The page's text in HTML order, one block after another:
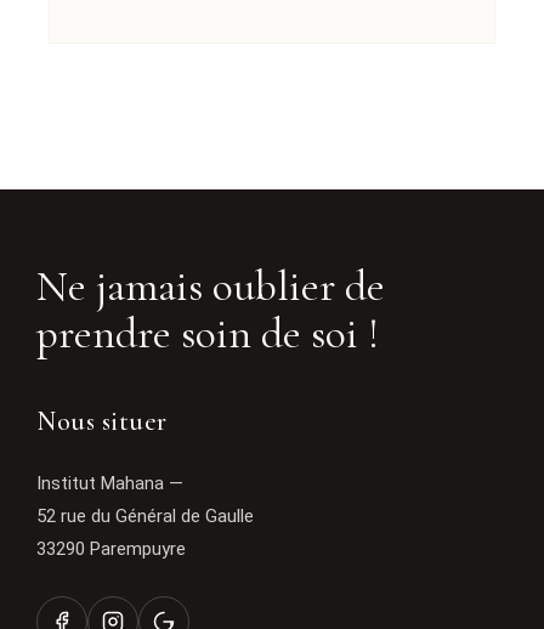
Ne jamais oublier de
prendre soin de soi !
Nous situer
Institut Mahana —
52 rue du Général de Gaulle
33290 Parempuyre